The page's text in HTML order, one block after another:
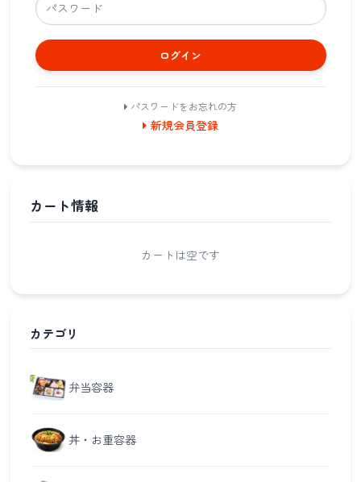
ログイン
パスワードをお忘れの方
新規会員登録
カート情報
カートは空です
カテゴリ
弁当容器
丼・お重容器